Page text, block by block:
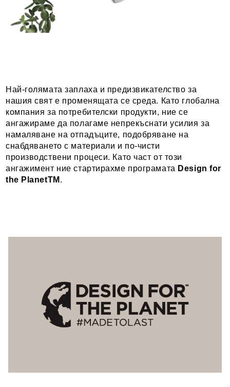
Най-голямата заплаха и предизвикателство за
нашия свят е променящата се среда. Като глобална
компания за потребителски продукти, ние се
ангажираме да полагаме непрекъснати усилия за
намаляване на отпадъците, подобряване на
снабдяването с материали и по-чисти
производствени процеси. Като част от този
ангажимент ние стартирахме програмата Design for
the PlanetTM .